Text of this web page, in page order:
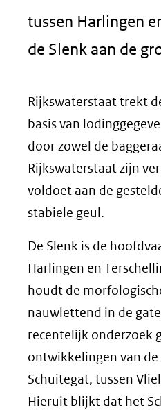
tussen Harlingen
de Slenk aan de
Rijkswaterstaat trekt
basis van
door zowel de
Rijkswaterstaat zijn
voldoet aan de
stabiele geul.
De Slenk is de
Harlingen en
houdt de
nauwlettend in de
recentelijk onderzoek
ontwikkelingen van
Schuitegat, tussen
Hieruit blijkt dat het